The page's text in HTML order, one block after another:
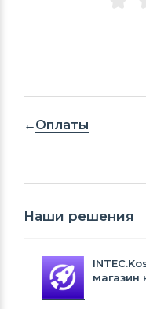
Оплаты
Наши решения
магазин